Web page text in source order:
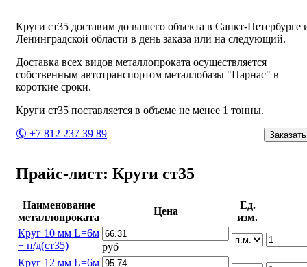
Круги ст35 доставим до вашего объекта в Санкт-Петербурге
Ленинградской области в день заказа или на следующий.
Доставка всех видов металлопроката осуществляется
собственным автотранспортом металлобазы "Парнас" в
короткие сроки.
Круги ст35 поставляется в объеме не менее 1 тонны.
+7 812 237 39 89
Заказать
Прайс-лист: Круги ст35
Наименование
металлопроката
Цена
Ед.
изм.
Круг 10 мм L=6м
+ н/д(ст35)
руб
Круг 12 мм L=6м